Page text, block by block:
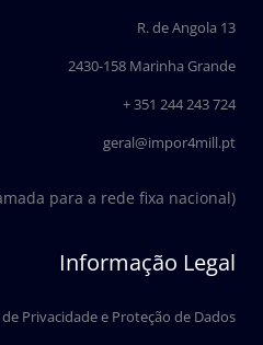
o
k
i
n
R. de Angola 13
2430-158 Marinha Grande
+ 351 244 243 724
geral@impor4mill.pt
para a rede fixa nacional)
Informação Legal
Privacidade e Proteção de Dados